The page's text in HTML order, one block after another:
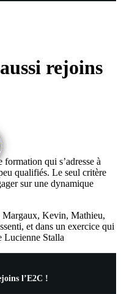
rejoins
qui s’adresse à
qualifiés. Le seul critère
sur une dynamique
Margaux, Kevin, Mathieu,
et dans un exercice qui
Lucienne Stalla
l’E2C !